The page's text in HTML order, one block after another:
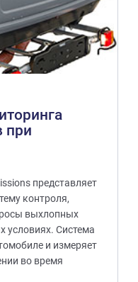
при
представляет
контроля,
выхлопных
условиях. Система
и измеряет
во время